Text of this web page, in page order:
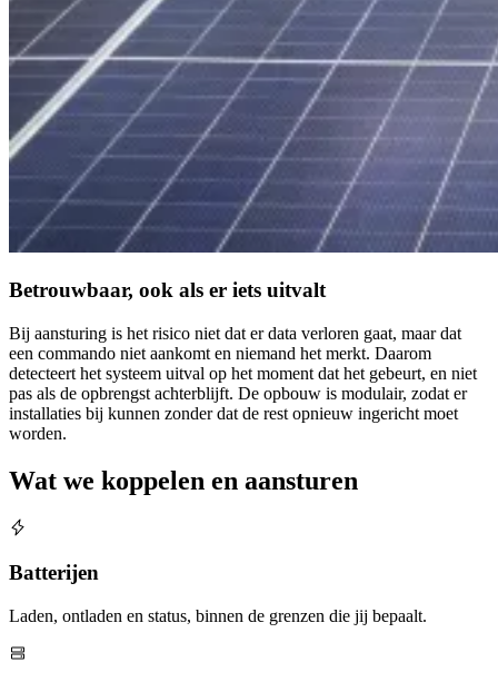
Betrouwbaar, ook als er iets uitvalt
Bij aansturing is het risico niet dat er data verloren gaat, maar dat
een commando niet aankomt en niemand het merkt. Daarom
detecteert het systeem uitval op het moment dat het gebeurt, en niet
pas als de opbrengst achterblijft. De opbouw is modulair, zodat er
installaties bij kunnen zonder dat de rest opnieuw ingericht moet
worden.
Wat we koppelen en aansturen
Batterijen
Laden, ontladen en status, binnen de grenzen die jij bepaalt.